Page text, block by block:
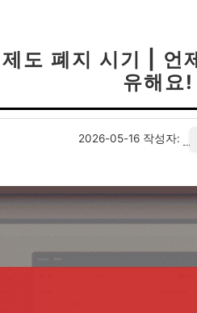
도 폐지 시기 | 언
유해요!
2026-05-16 작성자: